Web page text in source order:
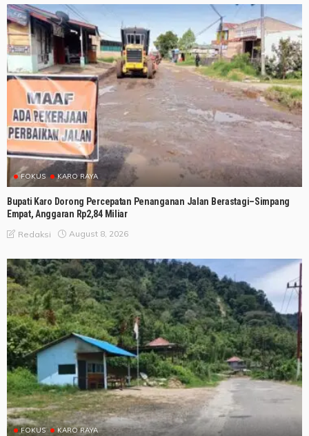
FOKUS KARO RAYA
Bupati Karo Dorong Percepatan Penanganan Jalan Berastagi–Simpang
Empat, Anggaran Rp2,84 Miliar
Redaksi August 8, 2026
FOKUS KARO RAYA